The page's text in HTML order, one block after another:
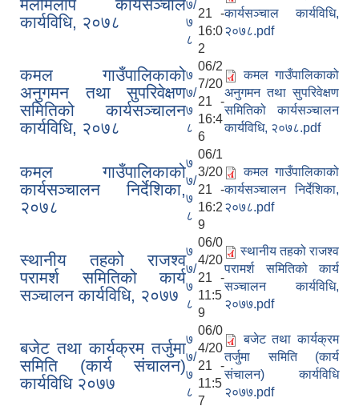
मेलमिलाप कार्यसञ्चाल
कार्यविधि, २०७८
७/
७
८
21 -
16:0
2
कार्यसञ्चाल कार्यविधि,
२०७८.pdf
कमल गाउँपालिकाको
अनुगमन तथा सुपरिवेक्षण
समितिको कार्यसञ्चालन
कार्यविधि, २०७८
७
७/
७
८
06/2
7/20
21 -
16:4
6
कमल गाउँपालिकाको
अनुगमन तथा सुपरिवेक्षण
समितिको कार्यसञ्चालन
कार्यविधि, २०७८.pdf
कमल गाउँपालिकाको
कार्यसञ्‍चालन निर्देशिका,
२०७८
७
७/
७
८
06/1
3/20
21 -
16:2
9
कमल गाउँपालिकाको
कार्यसञ्‍चालन निर्देशिका,
२०७८.pdf
स्थानीय तहको राजश्व
परामर्श समितिको कार्य
सञ्चालन कार्यविधि, २०७७
७
७/
७
८
06/0
4/20
21 -
11:5
9
स्थानीय तहको राजश्व
परामर्श समितिको कार्य
सञ्चालन कार्यविधि,
२०७७.pdf
बजेट तथा कार्यक्रम तर्जुमा
समिति (कार्य संचालन)
कार्यविधि २०७७
७
७/
७
८
06/0
4/20
21 -
11:5
7
बजेट तथा कार्यक्रम
तर्जुमा समिति (कार्य
संचालन) कार्यविधि
२०७७.pdf